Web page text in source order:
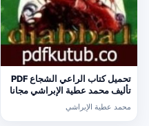
تحميل كتاب الراعي الشجاع PDF
تأليف محمد عطية الإبراشي مجانا
محمد عطية الإبراشي